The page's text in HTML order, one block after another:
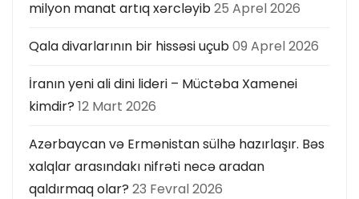
milyon manat artıq xərcləyib25 Aprel 2026
Qala divarlarının bir hissəsi uçub09 Aprel 2026
İranın yeni ali dini lideri – Müctəba Xamenei
kimdir? 12 Mart 2026
Azərbaycan və Ermənistan sülhə hazırlaşır. Bəs
xalqlar arasındakı nifrəti necə aradan
qaldırmaq olar? 23 Fevral 2026